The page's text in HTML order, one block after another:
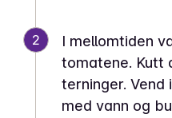
2
I mellomtiden
tomatene. Kutt
terninger. Vend
med vann og